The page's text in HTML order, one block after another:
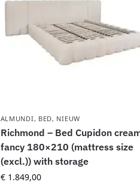
ALMUNDI, BED, NIEUW
Richmond – Bed Cupidon
fancy 180×210 (mattress size
(excl.)) with storage
€1.849,00